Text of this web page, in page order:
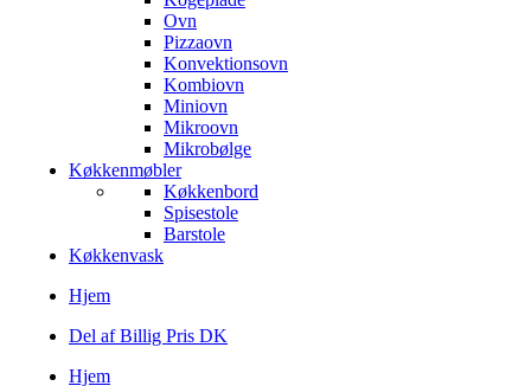
Ovn
Pizzaovn
Konvektionsovn
Kombiovn
Miniovn
Mikroovn
Mikrobølge
Køkkenmøbler
Køkkenbord
Spisestole
Barstole
Køkkenvask
Hjem
Del af Billig Pris DK
Hjem